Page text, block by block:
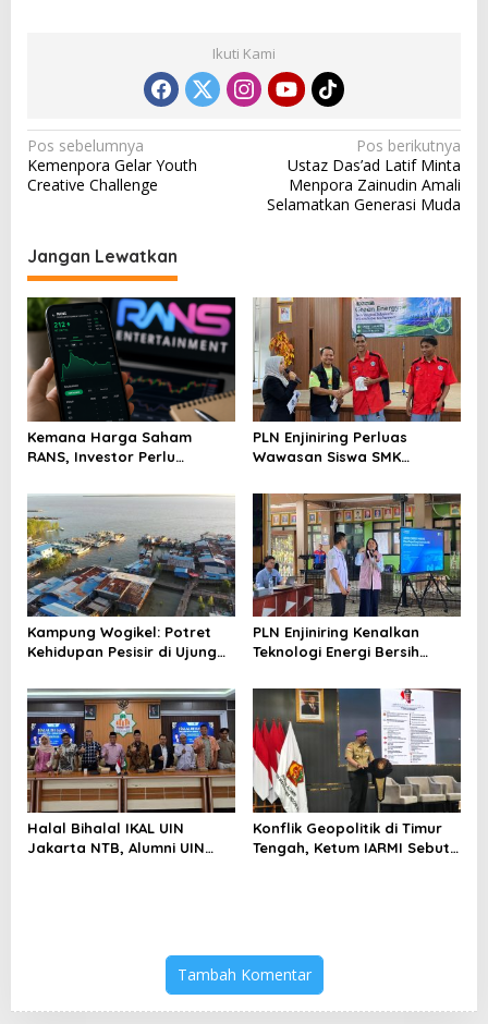
Ikuti Kami
N
a
g
a
s
i
p
o
s
Pos sebelumnya
Kemenpora Gelar Youth
Creative Challenge
Pos berikutnya
Ustaz Das’ad Latif Minta
Menpora Zainudin Amali
Selamatkan Generasi Muda
Jangan Lewatkan
Kemana Harga Saham
RANS, Investor Perlu
Menghindari Spekulasi
Berlebihan
PLN Enjiniring Perluas
Wawasan Siswa SMK
Perubahan Iklim
Kampung Wogikel: Potret
Kehidupan Pesisir di Ujung
Bertahan di Tengah
Keterbatasan
PLN Enjiniring Kenalkan
Teknologi Energi Bersih
Halal Bihalal IKAL UIN
Jakarta NTB, Alumni UIN
Konflik Geopolitik di Timur
Tengah, Ketum IARMI Sebut
Tambah Komentar